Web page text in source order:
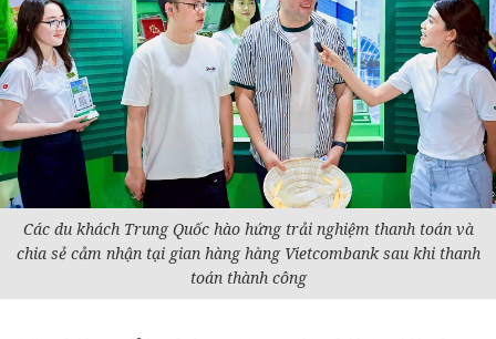
Các du khách Trung Quốc hào hứng trải nghiệm thanh toán và
chia sẻ cảm nhận tại gian hàng hàng Vietcombank sau khi thanh
toán thành công